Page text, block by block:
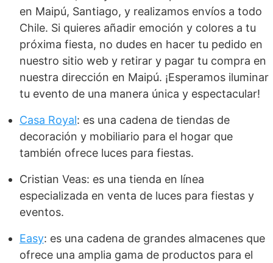
en Maipú, Santiago, y realizamos envíos a todo
Chile. Si quieres añadir emoción y colores a tu
próxima fiesta, no dudes en hacer tu pedido en
nuestro sitio web y retirar y pagar tu compra en
nuestra dirección en Maipú. ¡Esperamos iluminar
tu evento de una manera única y espectacular!
Casa Royal: es una cadena de tiendas de
decoración y mobiliario para el hogar que
también ofrece luces para fiestas.
Cristian Veas: es una tienda en línea
especializada en venta de luces para fiestas y
eventos.
Easy: es una cadena de grandes almacenes que
ofrece una amplia gama de productos para el